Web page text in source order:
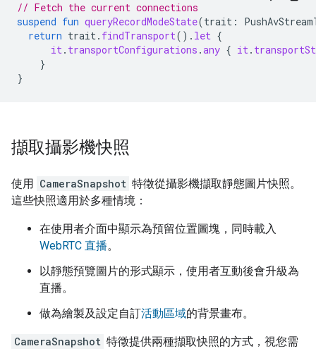
// Fetch the current connections
suspend fun queryRecordModeState(trait :
return trait. findTransport(). let {
it. transportConfigurations .any { it.
}
}
擷取攝影機快照
使用 CameraSnapshot 特徵從攝影機擷取靜態圖片快照。
這些快照適用於多種情境：
在使用者介面中顯示為預留位置圖塊，同時載入
WebRTC 直播。
以靜態預覽圖片的形式顯示，使用者互動後會升級為
直播。
做為繪製及設定自訂活動區域的背景畫布。
CameraSnapshot 特徵提供兩種擷取快照的方式，視您需